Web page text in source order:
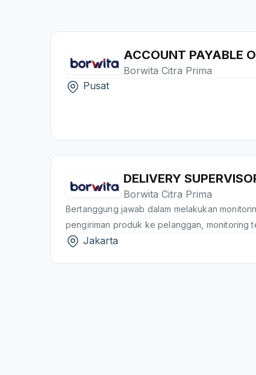
ACCOUNT PAYABLE
Borwita Citra Prima
Pusat
DELIVERY
Borwita Citra Prima
Bertanggung jawab dalam melakukan
pengiriman produk ke pelanggan, monitoring
produk dari pelanggan dan bad stock,
Jakarta